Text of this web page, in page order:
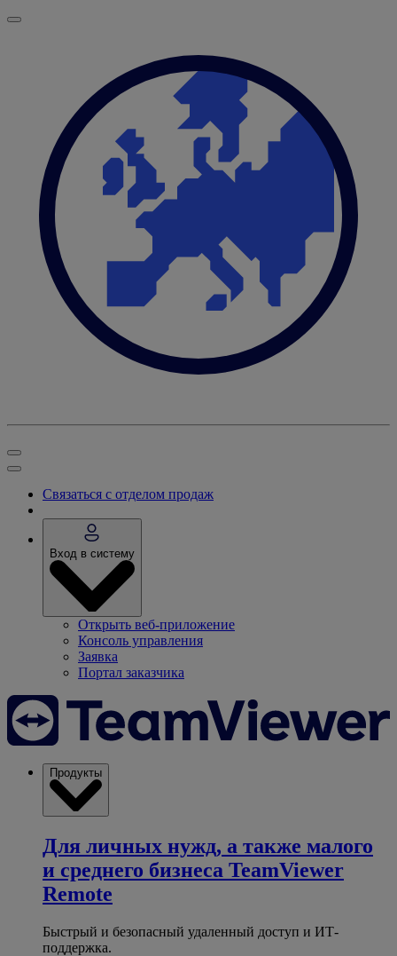
Связаться с отделом продаж
Вход в систему
Открыть веб-приложение
Консоль управления
Заявка
Портал заказчика
Продукты
Для личных нужд, а также малого
и среднего бизнеса TeamViewer
Remote
Быстрый и безопасный удаленный доступ и ИТ-
поддержка.